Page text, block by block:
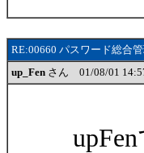
RE:00660 パスワード総合
up_Fen さん 01/08/01
upFen